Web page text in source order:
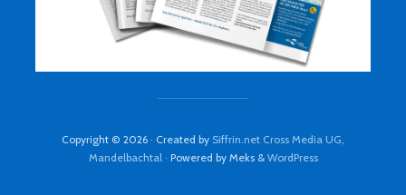
Copyright © 2026 · Created by Siffrin.net Cross Media UG,
Mandelbachtal· Powered by Meks & WordPress